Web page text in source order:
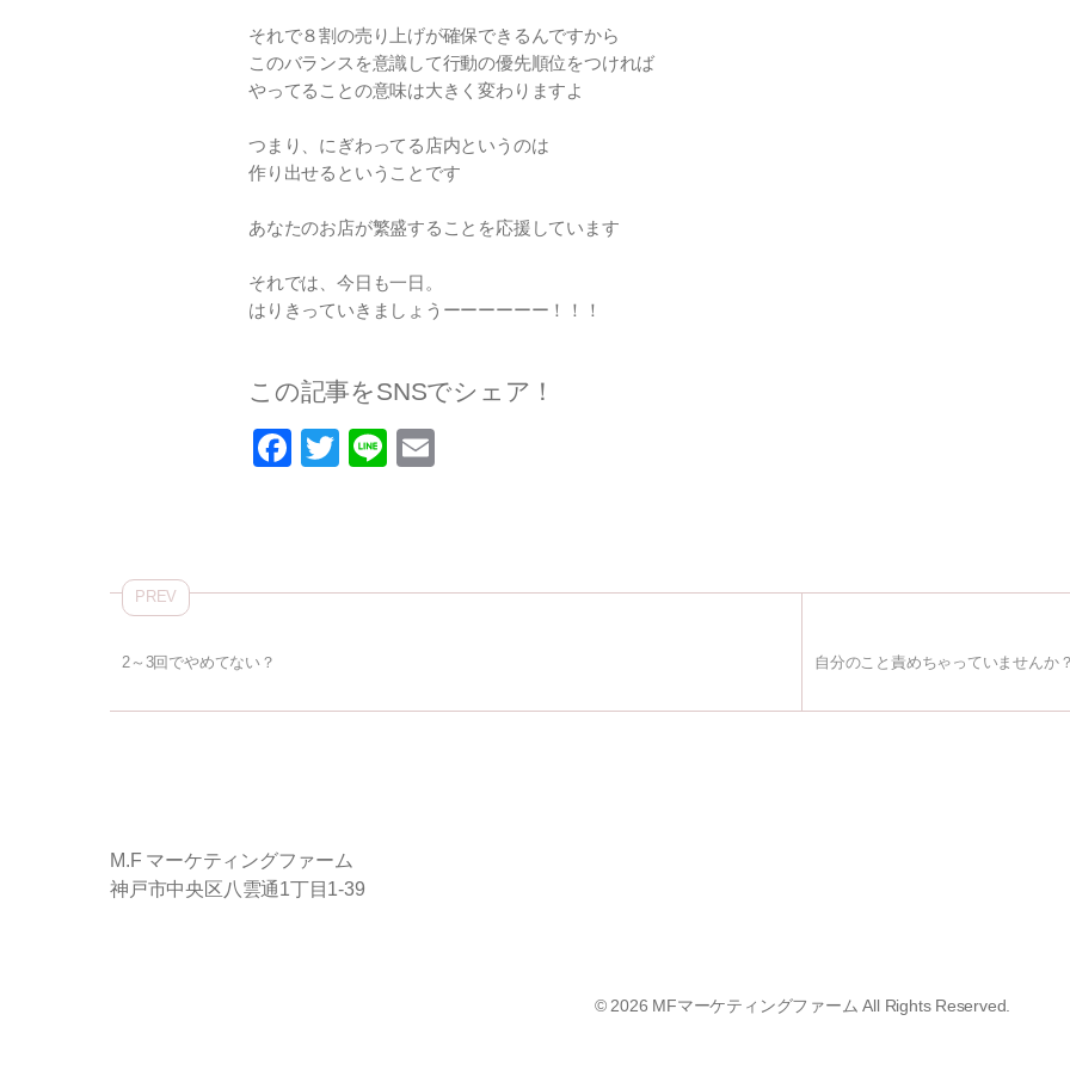
それで８割の売り上げが確保できるんですから
このバランスを意識して行動の優先順位をつければ
やってることの意味は大きく変わりますよ
つまり、にぎわってる店内というのは
作り出せるということです
あなたのお店が繁盛することを応援しています
それでは、今日も一日。
はりきっていきましょうーーーーーー！！！
この記事をSNSでシェア！
F
b
k
T
Li
PREV
2～3回でやめてない？ 自分のこと責めちゃっていませんか？
M.F マーケティングファーム
神戸市中央区八雲通1丁目1-39
© 2026 MFマーケティングファーム All Rights Reserved.